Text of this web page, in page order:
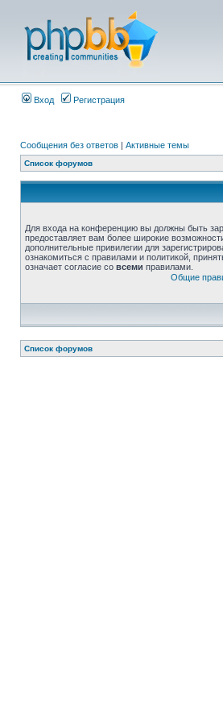
Вход Регистрация
Сообщения без ответов | Активные темы
Список форумов
Для входа на конференцию вы должны быть
предоставляет вам более широкие
дополнительные привилегии для
ознакомиться с правилами и политикой,
означает согласие со всеми правилами.
Общие
Список форумов